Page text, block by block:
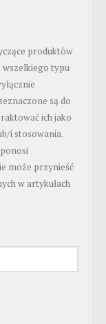
produktów
wszelkiego typu
są do
ich jako
i stosowania.
może przynieść
w artykułach